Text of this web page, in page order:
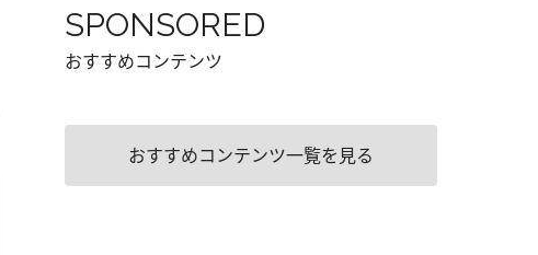
SPONSORED
おすすめコンテンツ
おすすめコンテンツ一覧を見る